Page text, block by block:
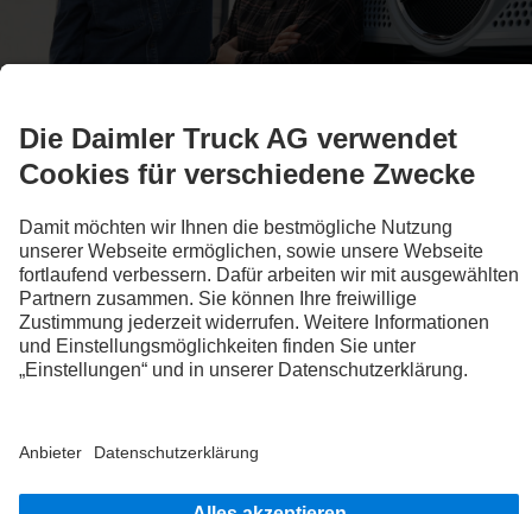
Finanzdienstleistungen
Die maßgeschneiderten Finanzdienstleistungen von
Daimler Truck Financial Services: Ob Fahrzeugnutzung oder
Fahrzeugeigentum – Daimler Truck Financial Services hat die
individuelle Lösung für deinen Lkw und dein Business.
Jetzt informieren